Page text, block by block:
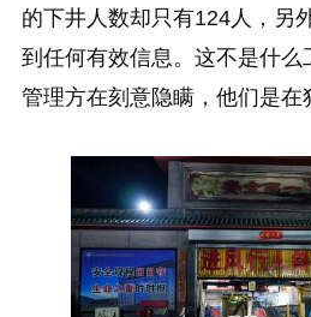
的下井人数却只有124人，另
到任何有效信息。这不是什
管理方在刻意隐瞒，他们是在